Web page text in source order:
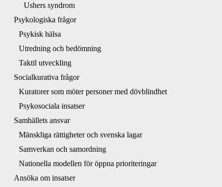
Ushers syndrom
Psykologiska frågor
Psykisk hälsa
Utredning och bedömning
Taktil utveckling
Socialkurativa frågor
Kuratorer som möter personer med dövblindhet
Psykosociala insatser
Samhällets ansvar
Mänskliga rättigheter och svenska lagar
Samverkan och samordning
Nationella modellen för öppna prioriteringar
Ansöka om insatser